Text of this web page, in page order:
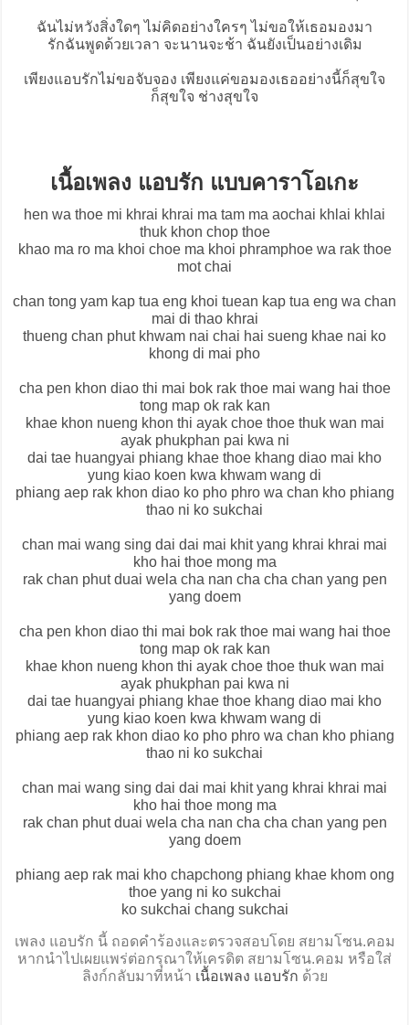
ฉันไม่หวังสิ่งใดๆ ไม่คิดอย่างใครๆ ไม่ขอให้เธอมองมา
รักฉันพูดด้วยเวลา จะนานจะช้า ฉันยังเป็นอย่างเดิม
เพียงแอบรักไม่ขอจับจอง เพียงแค่ขอมองเธออย่างนี้ก็สุขใจ
ก็สุขใจ ช่างสุขใจ
เนื้อเพลง แอบรัก แบบคาราโอเกะ
hen wa thoe mi khrai khrai ma tam ma aochai khlai khlai
thuk khon chop thoe
khao ma ro ma khoi choe ma khoi phramphoe wa rak thoe
mot chai
chan tong yam kap tua eng khoi tuean kap tua eng wa chan
mai di thao khrai
thueng chan phut khwam nai chai hai sueng khae nai ko
khong di mai pho
cha pen khon diao thi mai bok rak thoe mai wang hai thoe
tong map ok rak kan
khae khon nueng khon thi ayak choe thoe thuk wan mai
ayak phukphan pai kwa ni
dai tae huangyai phiang khae thoe khang diao mai kho
yung kiao koen kwa khwam wang di
phiang aep rak khon diao ko pho phro wa chan kho phiang
thao ni ko sukchai
chan mai wang sing dai dai mai khit yang khrai khrai mai
kho hai thoe mong ma
rak chan phut duai wela cha nan cha cha chan yang pen
yang doem
cha pen khon diao thi mai bok rak thoe mai wang hai thoe
tong map ok rak kan
khae khon nueng khon thi ayak choe thoe thuk wan mai
ayak phukphan pai kwa ni
dai tae huangyai phiang khae thoe khang diao mai kho
yung kiao koen kwa khwam wang di
phiang aep rak khon diao ko pho phro wa chan kho phiang
thao ni ko sukchai
chan mai wang sing dai dai mai khit yang khrai khrai mai
kho hai thoe mong ma
rak chan phut duai wela cha nan cha cha chan yang pen
yang doem
phiang aep rak mai kho chapchong phiang khae khom ong
thoe yang ni ko sukchai
ko sukchai chang sukchai
เพลง แอบรัก นี้ ถอดคำร้องและตรวจสอบโดย สยามโซน.คอม
หากนำไปเผยแพร่ต่อกรุณาให้เครดิต สยามโซน.คอม หรือใส่
ลิงก์กลับมาที่หน้า เนื้อเพลง แอบรัก ด้วย